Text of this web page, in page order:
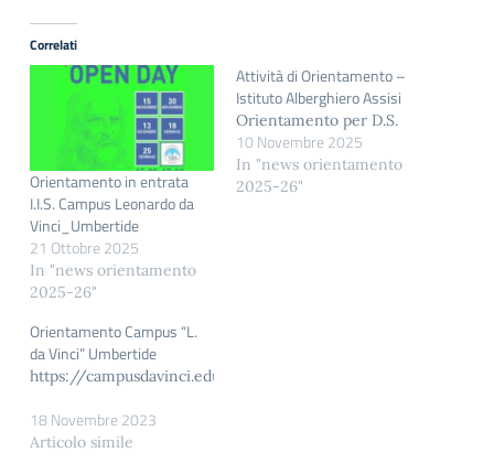
Correlati
Orientamento in entrata
I.I.S. Campus Leonardo da
Vinci_Umbertide
21 Ottobre 2025
In "news orientamento
2025-26"
Attività di Orientamento –
Istituto Alberghiero Assisi
Orientamento per D.S.
10 Novembre 2025
In "news orientamento
2025-26"
Orientamento Campus “L.
da Vinci” Umbertide
https://campusdavinci.edu.it/orientamento/
18 Novembre 2023
Articolo simile